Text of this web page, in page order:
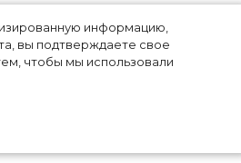
информацию,
вы подтверждаете свое
чтобы мы использовали